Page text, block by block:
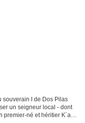
souverain I de Dos Pilas
un seigneur local - dont
né et héritier K´ak´